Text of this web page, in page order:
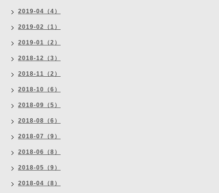
2019-04（4）
2019-02（1）
2019-01（2）
2018-12（3）
2018-11（2）
2018-10（6）
2018-09（5）
2018-08（6）
2018-07（9）
2018-06（8）
2018-05（9）
2018-04（8）